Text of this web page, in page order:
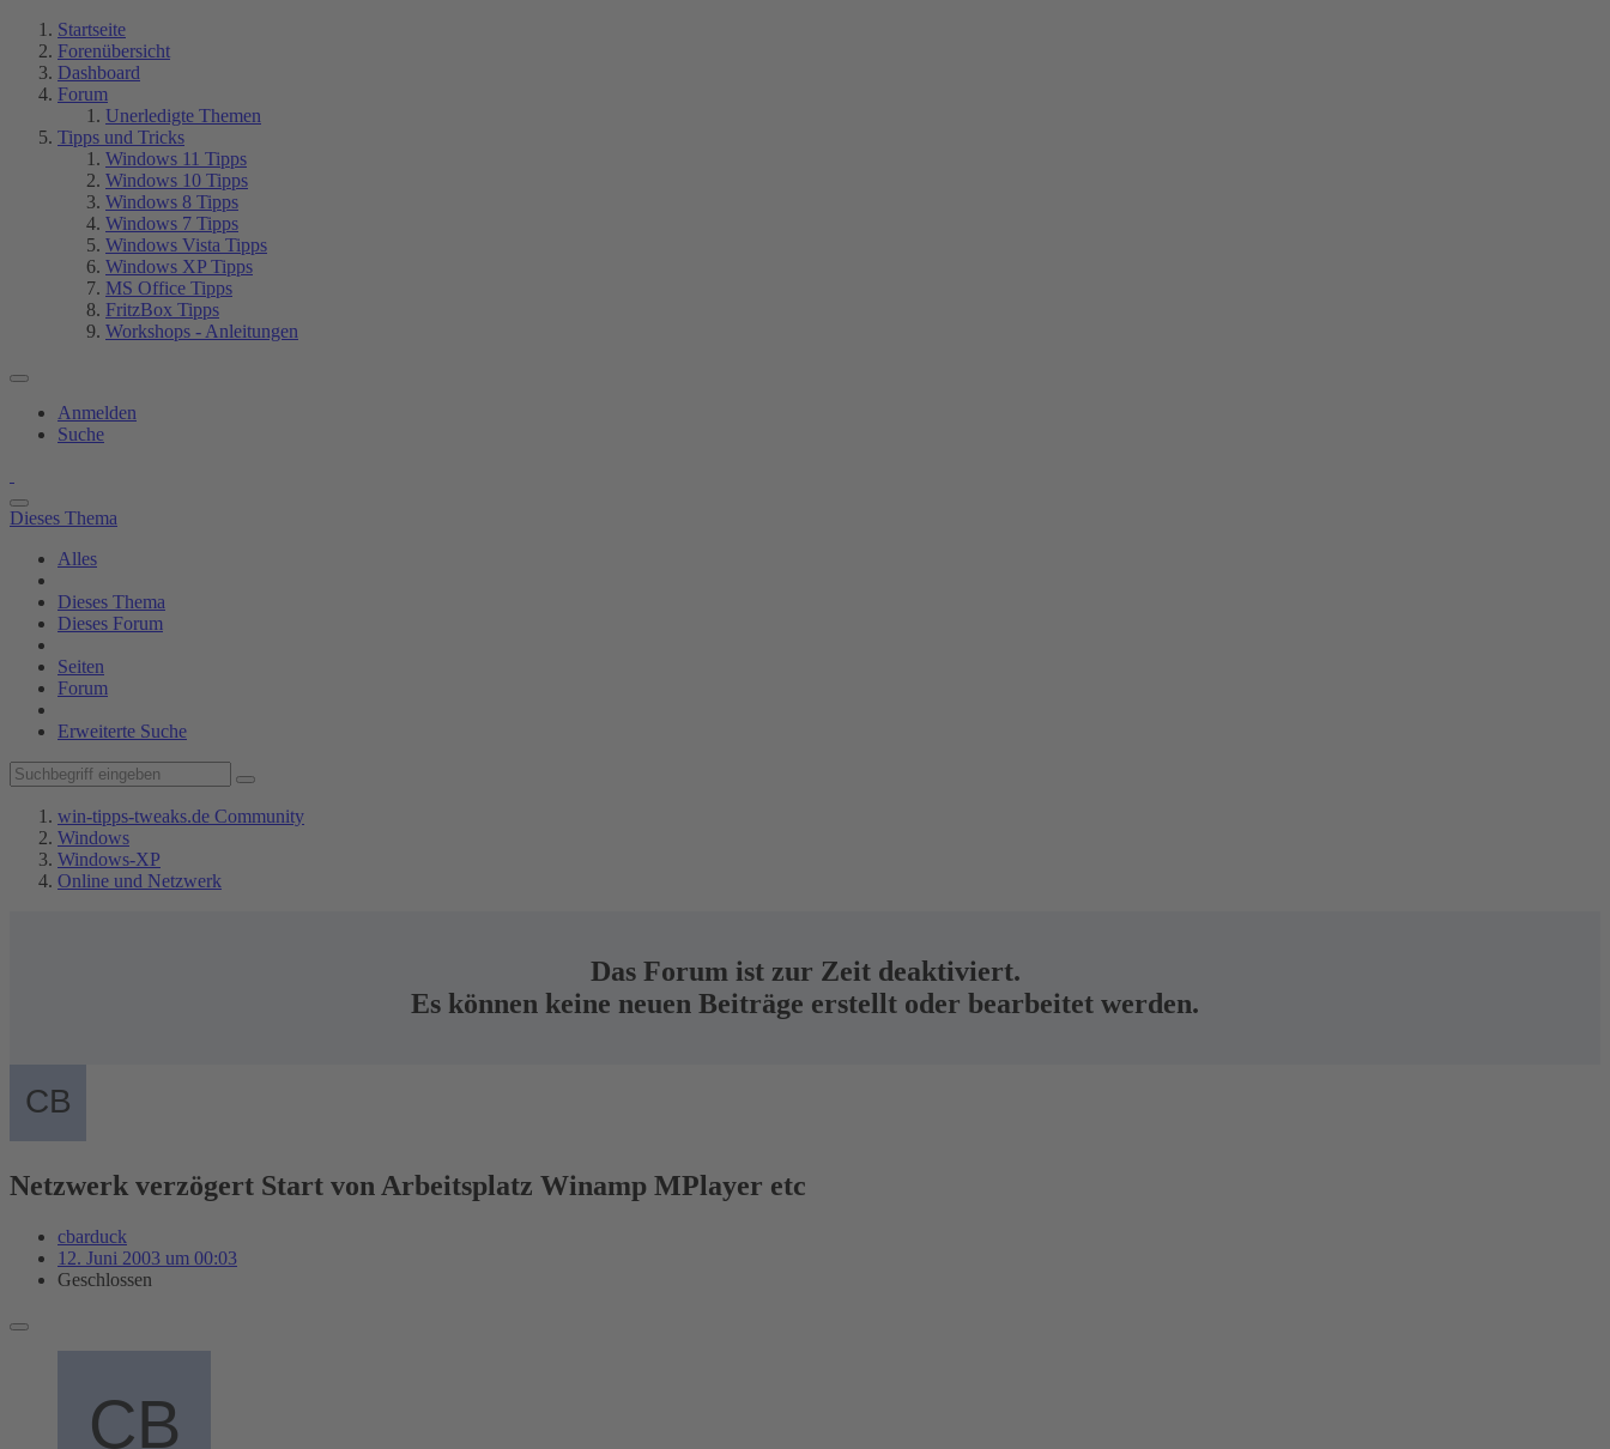
Startseite
Forenübersicht
Dashboard
Forum
Unerledigte Themen
Tipps und Tricks
Windows 11 Tipps
Windows 10 Tipps
Windows 8 Tipps
Windows 7 Tipps
Windows Vista Tipps
Windows XP Tipps
MS Office Tipps
FritzBox Tipps
Workshops - Anleitungen
Anmelden
Suche
Dieses Thema
Alles
Dieses Thema
Dieses Forum
Seiten
Forum
Erweiterte Suche
win-tipps-tweaks.de Community
Windows
Windows-XP
Online und Netzwerk
Das Forum ist zur Zeit deaktiviert.
Es können keine neuen Beiträge erstellt oder bearbeitet werden.
Netzwerk verzögert Start von Arbeitsplatz Winamp MPlayer etc
cbarduck
12. Juni 2003 um 00:03
Geschlossen